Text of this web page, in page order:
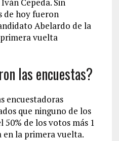
Cepeda. Sin
de hoy fueron
Abelardo de la
vuelta
las encuestas?
encuestadoras
que ninguno de los
de los votos más 1
en la primera vuelta.